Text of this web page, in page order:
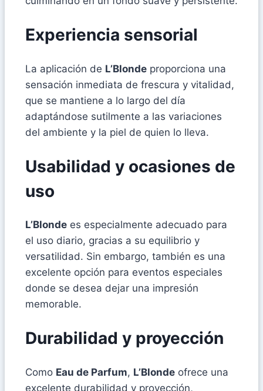
Experiencia sensorial
La aplicación de L’Blonde proporciona una
sensación inmediata de frescura y vitalidad,
que se mantiene a lo largo del día
adaptándose sutilmente a las variaciones
del ambiente y la piel de quien lo lleva.
Usabilidad y ocasiones de
uso
L’Blonde es especialmente adecuado para
el uso diario, gracias a su equilibrio y
versatilidad. Sin embargo, también es una
excelente opción para eventos especiales
donde se desea dejar una impresión
memorable.
Durabilidad y proyección
Como Eau de Parfum, L’Blonde ofrece una
excelente durabilidad y proyección,